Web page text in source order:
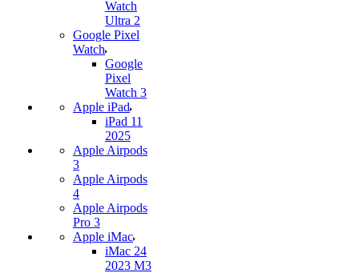
Watch
Ultra 2
Google Pixel
Watch
Google
Pixel
Watch 3
Apple iPad
iPad 11
2025
Apple Airpods
3
Apple Airpods
4
Apple Airpods
Pro 3
Apple iMac
iMac 24
2023 M3